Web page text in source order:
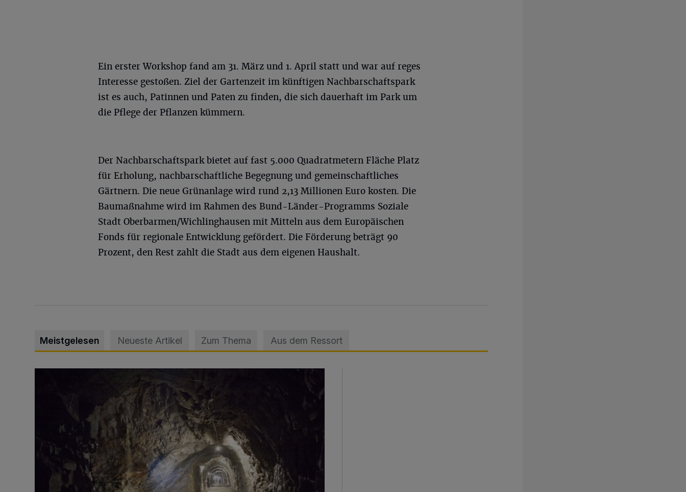
Ein erster Workshop fand am 31. März und 1. April statt und war auf reges
Interesse gestoßen. Ziel der Gartenzeit im künftigen Nachbarschaftspark
ist es auch, Patinnen und Paten zu finden, die sich dauerhaft im Park um
die Pflege der Pflanzen kümmern.
Der Nachbarschaftspark bietet auf fast 5.000 Quadratmetern Fläche Platz
für Erholung, nachbarschaftliche Begegnung und gemeinschaftliches
Gärtnern. Die neue Grünanlage wird rund 2,13 Millionen Euro kosten. Die
Baumaßnahme wird im Rahmen des Bund-Länder-Programms Soziale
Stadt Oberbarmen/Wichlinghausen mit Mitteln aus dem Europäischen
Fonds für regionale Entwicklung gefördert. Die Förderung beträgt 90
Prozent, den Rest zahlt die Stadt aus dem eigenen Haushalt.
Meistgelesen Neueste Artikel Zum Thema Aus dem Ressort